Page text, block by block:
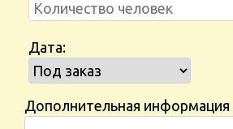
Дата:
Дополнительная информация